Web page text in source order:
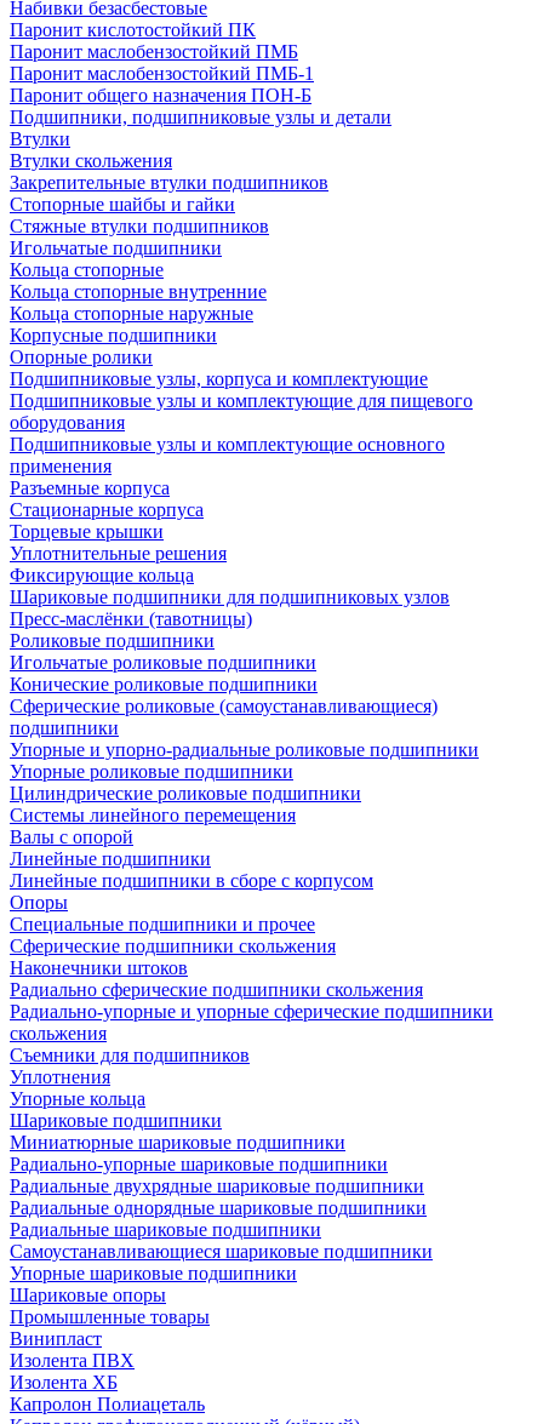
Набивки безасбестовые
Паронит кислотостойкий ПК
Паронит маслобензостойкий ПМБ
Паронит маслобензостойкий ПМБ-1
Паронит общего назначения ПОН-Б
Подшипники, подшипниковые узлы и детали
Втулки
Втулки скольжения
Закрепительные втулки подшипников
Стопорные шайбы и гайки
Стяжные втулки подшипников
Игольчатые подшипники
Кольца стопорные
Кольца стопорные внутренние
Кольца стопорные наружные
Корпусные подшипники
Опорные ролики
Подшипниковые узлы, корпуса и комплектующие
Подшипниковые узлы и комплектующие для пищевого
оборудования
Подшипниковые узлы и комплектующие основного
применения
Разъемные корпуса
Стационарные корпуса
Торцевые крышки
Уплотнительные решения
Фиксирующие кольца
Шариковые подшипники для подшипниковых узлов
Пресс-маслёнки (тавотницы)
Роликовые подшипники
Игольчатые роликовые подшипники
Конические роликовые подшипники
Сферические роликовые (самоустанавливающиеся)
подшипники
Упорные и упорно-радиальные роликовые подшипники
Упорные роликовые подшипники
Цилиндрические роликовые подшипники
Системы линейного перемещения
Валы с опорой
Линейные подшипники
Линейные подшипники в сборе с корпусом
Опоры
Специальные подшипники и прочее
Сферические подшипники скольжения
Наконечники штоков
Радиально сферические подшипники скольжения
Радиально-упорные и упорные сферические подшипники
скольжения
Съемники для подшипников
Уплотнения
Упорные кольца
Шариковые подшипники
Миниатюрные шариковые подшипники
Радиально-упорные шариковые подшипники
Радиальные двухрядные шариковые подшипники
Радиальные однорядные шариковые подшипники
Радиальные шариковые подшипники
Самоустанавливающиеся шариковые подшипники
Упорные шариковые подшипники
Шариковые опоры
Промышленные товары
Винипласт
Изолента ПВХ
Изолента ХБ
Капролон Полиацеталь